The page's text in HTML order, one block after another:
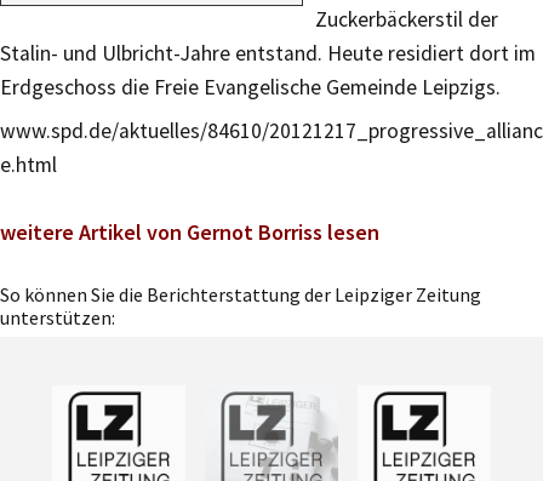
Zuckerbäckerstil der
Stalin- und Ulbricht-Jahre entstand. Heute residiert dort im
Erdgeschoss die Freie Evangelische Gemeinde Leipzigs.
www.spd.de/aktuelles/84610/20121217_progressive_allianc
e.html
weitere Artikel von Gernot Borriss lesen
So können Sie die Berichterstattung der Leipziger Zeitung
unterstützen: